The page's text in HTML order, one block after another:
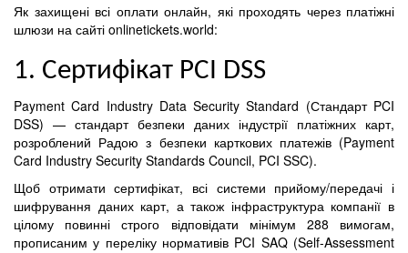
Як захищені всі оплати онлайн, які проходять через платіжні
шлюзи на сайті onlinetickets.world:
1. Сертифікат PCI DSS
Payment Card Industry Data Security Standard (Стандарт PCI
DSS) — стандарт безпеки даних індустрії платіжних карт,
розроблений Радою з безпеки карткових платежів (Payment
Card Industry Security Standards Council, PCI SSC).
Щоб отримати сертифікат, всі системи прийому/передачі і
шифрування даних карт, а також інфраструктура компанії в
цілому повинні строго відповідати мінімум 288 вимогам,
прописаним у переліку нормативів PCI SAQ (Self-Assessment